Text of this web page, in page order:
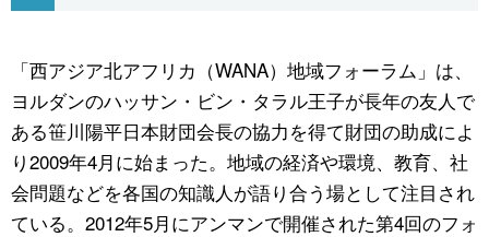
「西アジア北アフリカ（WANA）地域フォーラム」は、
ヨルダンのハッサン・ビン・タラル王子が長年の友人で
ある笹川陽平日本財団会長の協力を得て財団の助成によ
り2009年4月に始まった。地域の経済や環境、教育、社
会問題などを各国の知識人が語り合う場として注目され
ている。2012年5月にアンマンで開催された第4回のフォ